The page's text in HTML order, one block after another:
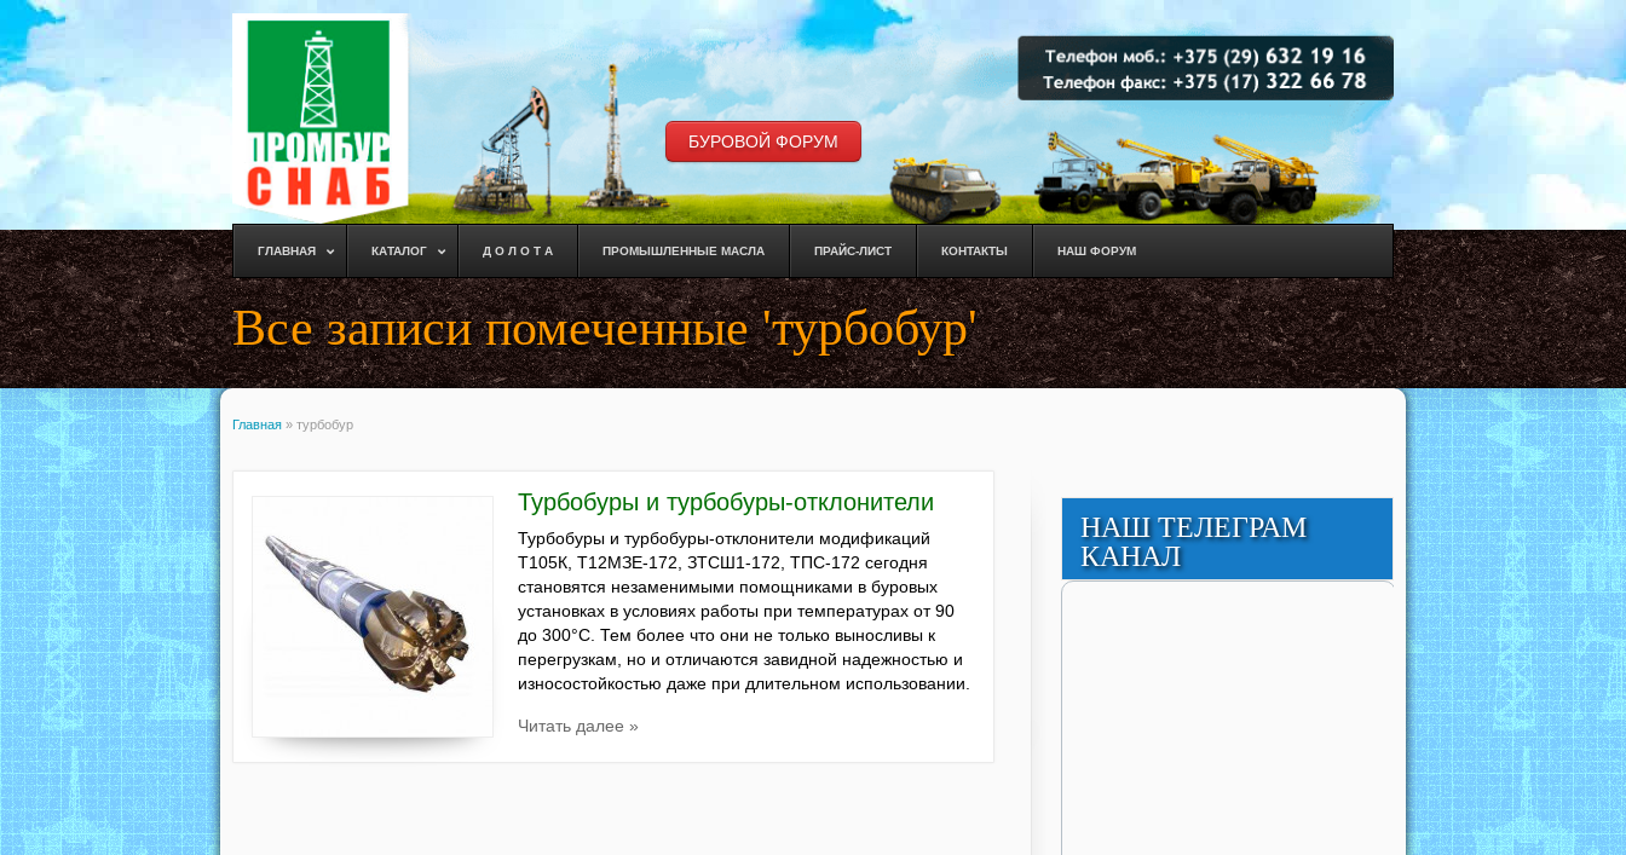
БУРОВОЙ ФОРУМ
ГЛАВНАЯ КАТАЛОГ Д О Л О Т А ПРОМЫШЛЕННЫЕ МАСЛА ПРАЙС-ЛИСТ КОНТАКТЫ НАШ ФОРУМ
Все записи помеченные 'турбобур'
Главная » турбобур
Турбобуры и турбобуры-отклонители
Турбобуры и турбобуры-отклонители модификаций
Т105К, Т12МЗЕ-172, ЗТСШ1-172, ТПС-172 сегодня
становятся незаменимыми помощниками в буровых
установках в условиях работы при температурах от 90
до 300°С. Тем более что они не только выносливы к
перегрузкам, но и отличаются завидной надежностью и
износостойкостью даже при длительном использовании.
Читать далее »
НАШ ТЕЛЕГРАМ
КАНАЛ